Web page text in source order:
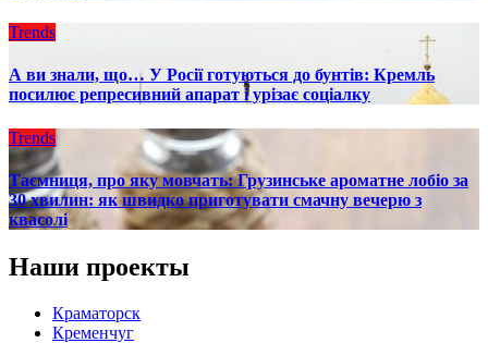
Trends
А ви знали, що… У Росії готуються до бунтів: Кремль
посилює репресивний апарат і урізає соціалку
Trends
Таємниця, про яку мовчать: Грузинське ароматне лобіо за
30 хвилин: як швидко приготувати смачну вечерю з
квасолі
Наши проекты
Краматорск
Кременчуг